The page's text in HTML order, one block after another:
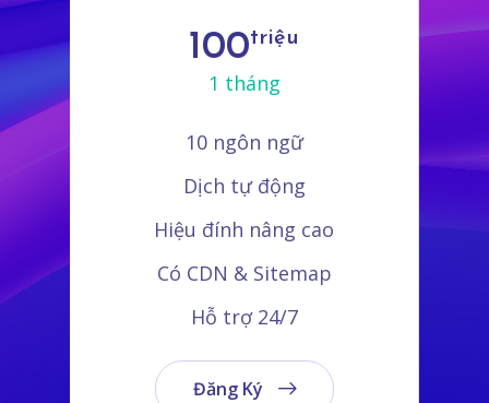
25triệu
1 tháng
1 ngôn ngữ
Dịch tự động
Hiệu đính cơ bản
Có Sitemap
Hỗ trợ giờ hành chính
Đăng Ký